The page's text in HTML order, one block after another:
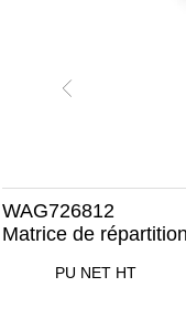
WAG726812
Matrice de
PU NET HT